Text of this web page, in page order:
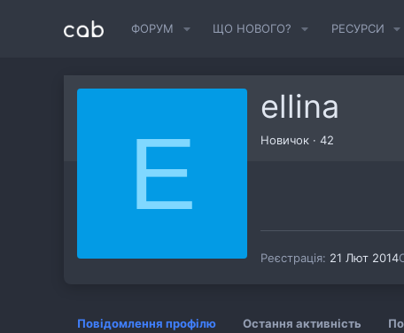
ФОРУМ ЩО НОВОГО? РЕСУРСИ
E
ellina
Новичок · 42
Реєстрація 21 Лют 2014
Повідомлення профілю Остання активність